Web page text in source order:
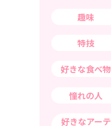
趣味
特技
好きな食べ物
憧れの人
好きなアーテ